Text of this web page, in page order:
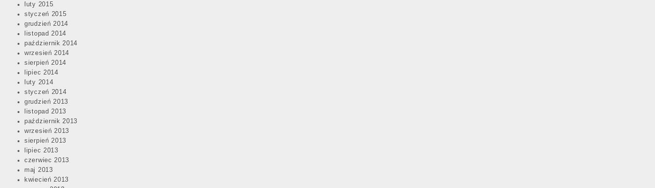
luty 2015
styczeń 2015
grudzień 2014
listopad 2014
październik 2014
wrzesień 2014
sierpień 2014
lipiec 2014
luty 2014
styczeń 2014
grudzień 2013
listopad 2013
październik 2013
wrzesień 2013
sierpień 2013
lipiec 2013
czerwiec 2013
maj 2013
kwiecień 2013